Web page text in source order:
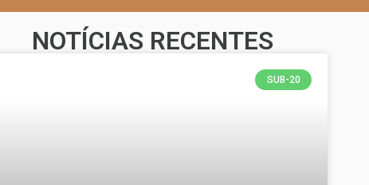
NOTÍCIAS RECENTES
SUB-20